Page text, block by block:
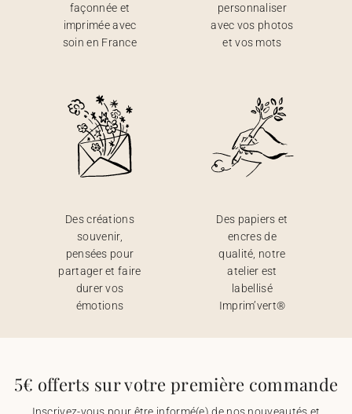
façonnée et
imprimée avec
soin en France
personnaliser
avec vos photos
et vos mots
Des créations
souvenir,
pensées pour
partager et faire
durer vos
émotions
Des papiers et
encres de
qualité, notre
atelier est
labellisé
Imprim’vert®
5€ offerts sur votre première commande
Inscrivez-vous pour être informé(e) de nos nouveautés et